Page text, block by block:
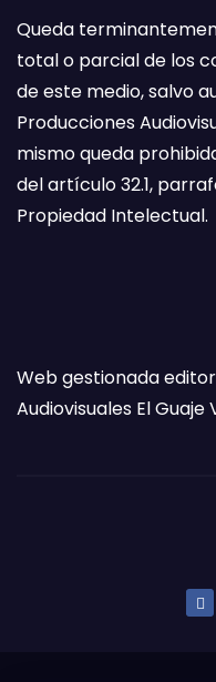
Queda
total o parcial de los
de este medio, salvo
Producciones
mismo queda
del artículo 32.1,
Propiedad Intelectual.
Web gestionada
Audiovisuales El Guaje